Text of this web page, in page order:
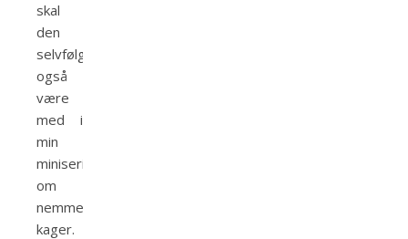
skal
den
selvfølgelig
også
være
med i
min
miniserie
om
nemme
kager.